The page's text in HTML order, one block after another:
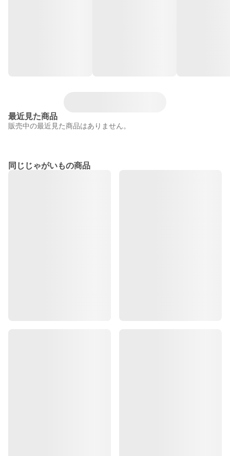
最近見た商品
販売中の最近見た商品はありません。
同じじゃがいもの商品